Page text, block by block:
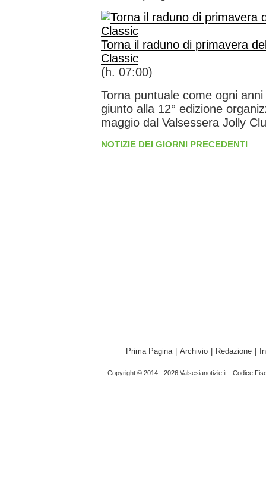
Torna il raduno di primavera
Classic
(h. 07:00)
Torna puntuale come ogni
giunto alla 12° edizione
maggio dal Valsessera Jolly
NOTIZIE DEI GIORNI PRECEDENTI
Prima Pagina Archivio Redazione
Copyright © 2014 - 2026 Valsesianotizie.it - Codice